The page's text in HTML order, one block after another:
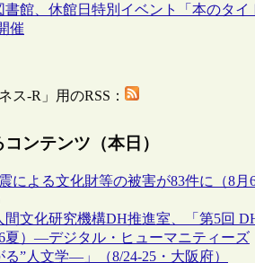
館、休館日特別イベント「本のタイ
催
ス-R」用のRSS：
ンテンツ（本日）
による文化財等の被害が83件に（8月
間文化研究機構DH推進室、「第5回
夏）―デジタル・ヒューマニティーズ
る”人文学―」（8/24-25・大阪府）